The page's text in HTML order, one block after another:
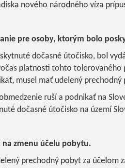
nového národného víza
pre osoby, ktorým bolo
dočasné útočisko, bol
platnosti tohto
musel mať udelený
ruší a podnikať na
dočasné útočisko na území
zmenu účelu pobytu.
prechodný pobyt za účelom